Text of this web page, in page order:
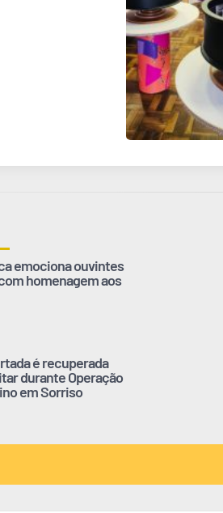
emociona ouvintes
homenagem aos
é recuperada
durante Operação
em Sorriso